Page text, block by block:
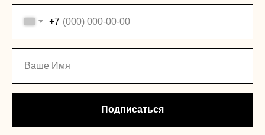
+7
Подписаться